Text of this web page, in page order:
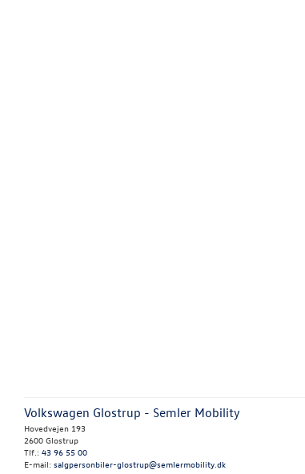
Volkswagen Glostrup - Semler Mobility
Hovedvejen 193
2600 Glostrup
Tlf.: 43 96 55 00
E-mail: salgpersonbiler-glostrup@semlermobility.dk